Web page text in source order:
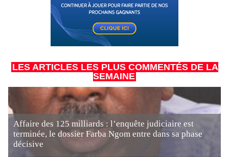
LES ARTICLES LES PLUS COMMENTÉS DE LA
SEMAINE
Affaire des 125 milliards : l’enquête judiciaire est
terminée, le dossier Farba Ngom entre dans sa phase
décisive